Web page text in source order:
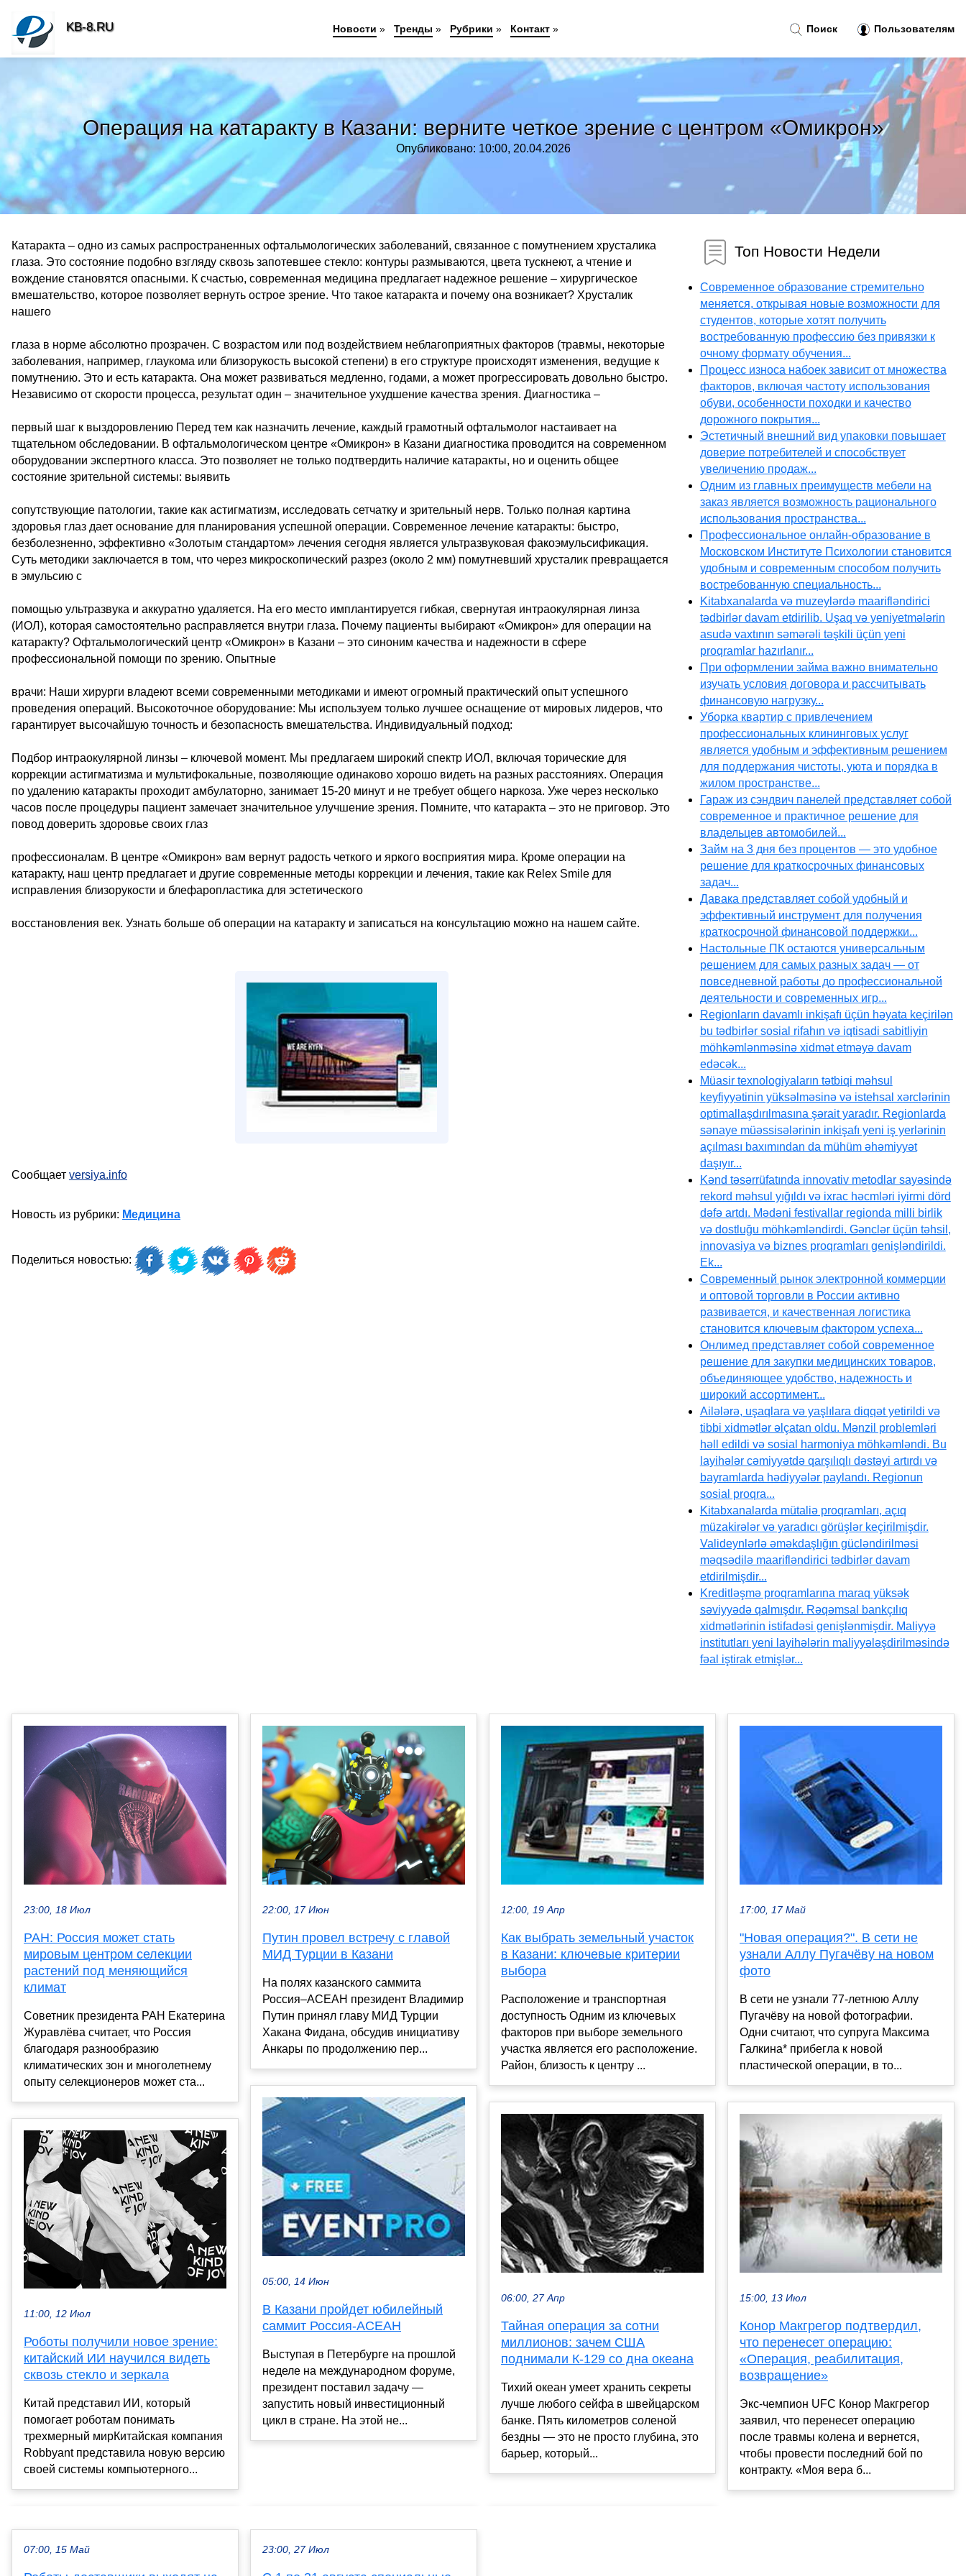
Операция на катаракту в Казани: верните четкое зрение с центром «Омикрон»
Опубликовано: 10:00, 20.04.2026
Катаракта – одно из самых распространенных офтальмологических заболеваний, связанное с помутнением хрусталика
глаза. Это состояние подобно взгляду сквозь запотевшее стекло: контуры размываются, цвета тускнеют, а чтение и
вождение становятся опасными. К счастью, современная медицина предлагает надежное решение – хирургическое
вмешательство, которое позволяет вернуть острое зрение. Что такое катаракта и почему она возникает? Хрусталик
нашего
глаза в норме абсолютно прозрачен. С возрастом или под воздействием неблагоприятных факторов (травмы, некоторые
заболевания, например, глаукома или близорукость высокой степени) в его структуре происходят изменения, ведущие к
помутнению. Это и есть катаракта. Она может развиваться медленно, годами, а может прогрессировать довольно быстро.
Независимо от скорости процесса, результат один – значительное ухудшение качества зрения. Диагностика –
первый шаг к выздоровлению Перед тем как назначить лечение, каждый грамотный офтальмолог настаивает на
тщательном обследовании. В офтальмологическом центре «Омикрон» в Казани диагностика проводится на современном
оборудовании экспертного класса. Это позволяет не только подтвердить наличие катаракты, но и оценить общее
состояние зрительной системы: выявить
сопутствующие патологии, такие как астигматизм, исследовать сетчатку и зрительный нерв. Только полная картина
здоровья глаз дает основание для планирования успешной операции. Современное лечение катаракты: быстро,
безболезненно, эффективно «Золотым стандартом» лечения сегодня является ультразвуковая факоэмульсификация.
Суть методики заключается в том, что через микроскопический разрез (около 2 мм) помутневший хрусталик превращается
в эмульсию с
помощью ультразвука и аккуратно удаляется. На его место имплантируется гибкая, свернутая интраокулярная линза
(ИОЛ), которая самостоятельно расправляется внутри глаза. Почему пациенты выбирают «Омикрон» для операции на
катаракту? Офтальмологический центр «Омикрон» в Казани – это синоним качества и надежности в сфере
профессиональной помощи по зрению. Опытные
врачи: Наши хирурги владеют всеми современными методиками и имеют огромный практический опыт успешного
проведения операций. Высокоточное оборудование: Мы используем только лучшее оснащение от мировых лидеров, что
гарантирует высочайшую точность и безопасность вмешательства. Индивидуальный подход:
Подбор интраокулярной линзы – ключевой момент. Мы предлагаем широкий спектр ИОЛ, включая торические для
коррекции астигматизма и мультифокальные, позволяющие одинаково хорошо видеть на разных расстояниях. Операция
по удалению катаракты проходит амбулаторно, занимает 15-20 минут и не требует общего наркоза. Уже через несколько
часов после процедуры пациент замечает значительное улучшение зрения. Помните, что катаракта – это не приговор. Это
повод доверить здоровье своих глаз
профессионалам. В центре «Омикрон» вам вернут радость четкого и яркого восприятия мира. Кроме операции на
катаракту, наш центр предлагает и другие современные методы коррекции и лечения, такие как Relex Smile для
исправления близорукости и блефаропластика для эстетического
восстановления век. Узнать больше об операции на катаракту и записаться на консультацию можно на нашем сайте.
Сообщает versiya.info
Новость из рубрики: Медицина
Поделиться новостью:
Топ Новости Недели
Современное образование стремительно
меняется, открывая новые возможности для
студентов, которые хотят получить
востребованную профессию без привязки к
очному формату обучения...
Процесс износа набоек зависит от множества
факторов, включая частоту использования
обуви, особенности походки и качество
дорожного покрытия...
Эстетичный внешний вид упаковки повышает
доверие потребителей и способствует
увеличению продаж...
Одним из главных преимуществ мебели на
заказ является возможность рационального
использования пространства...
Профессиональное онлайн-образование в
Московском Институте Психологии становится
удобным и современным способом получить
востребованную специальность...
Kitabxanalarda və muzeylərdə maarifləndirici
tədbirlər davam etdirilib. Uşaq və yeniyetmələrin
asudə vaxtının səmərəli təşkili üçün yeni
proqramlar hazırlanır...
При оформлении займа важно внимательно
изучать условия договора и рассчитывать
финансовую нагрузку...
Уборка квартир с привлечением
профессиональных клининговых услуг
является удобным и эффективным решением
для поддержания чистоты, уюта и порядка в
жилом пространстве...
Гараж из сэндвич панелей представляет собой
современное и практичное решение для
владельцев автомобилей...
Займ на 3 дня без процентов — это удобное
решение для краткосрочных финансовых
задач...
Давака представляет собой удобный и
эффективный инструмент для получения
краткосрочной финансовой поддержки...
Настольные ПК остаются универсальным
решением для самых разных задач — от
повседневной работы до профессиональной
деятельности и современных игр...
Regionların davamlı inkişafı üçün həyata keçirilən
bu tədbirlər sosial rifahın və iqtisadi sabitliyin
möhkəmlənməsinə xidmət etməyə davam
edəcək...
Müasir texnologiyaların tətbiqi məhsul
keyfiyyətinin yüksəlməsinə və istehsal xərclərinin
optimallaşdırılmasına şərait yaradır. Regionlarda
sənaye müəssisələrinin inkişafı yeni iş yerlərinin
açılması baxımından da mühüm əhəmiyyət
daşıyır...
Kənd təsərrüfatında innovativ metodlar sayəsində
rekord məhsul yığıldı və ixrac həcmləri iyirmi dörd
dəfə artdı. Mədəni festivallar regionda milli birlik
və dostluğu möhkəmləndirdi. Gənclər üçün təhsil,
innovasiya və biznes proqramları genişləndirildi.
Ek...
Современный рынок электронной коммерции
и оптовой торговли в России активно
развивается, и качественная логистика
становится ключевым фактором успеха...
Онлимед представляет собой современное
решение для закупки медицинских товаров,
объединяющее удобство, надежность и
широкий ассортимент...
Ailələrə, uşaqlara və yaşlılara diqqət yetirildi və
tibbi xidmətlər əlçatan oldu. Mənzil problemləri
həll edildi və sosial harmoniya möhkəmləndi. Bu
layihələr cəmiyyətdə qarşılıqlı dəstəyi artırdı və
bayramlarda hədiyyələr paylandı. Regionun
sosial proqra...
Kitabxanalarda mütaliə proqramları, açıq
müzakirələr və yaradıcı görüşlər keçirilmişdir.
Valideynlərlə əməkdaşlığın gücləndirilməsi
məqsədilə maarifləndirici tədbirlər davam
etdirilmişdir...
Kreditləşmə proqramlarına maraq yüksək
səviyyədə qalmışdır. Rəqəmsal bankçılıq
xidmətlərinin istifadəsi genişlənmişdir. Maliyyə
institutları yeni layihələrin maliyyələşdirilməsində
fəal iştirak etmişlər...
23:00, 18 Июл
РАН: Россия может стать
мировым центром селекции
растений под меняющийся
климат
Советник президента РАН Екатерина
Журавлёва считает, что Россия
благодаря разнообразию
климатических зон и многолетнему
опыту селекционеров может ста...
11:00, 12 Июл
Роботы получили новое зрение:
китайский ИИ научился видеть
сквозь стекло и зеркала
Китай представил ИИ, который
помогает роботам понимать
трехмерный мирКитайская компания
Robbyant представила новую версию
своей системы компьютерного...
22:00, 17 Июн
Путин провел встречу с главой
МИД Турции в Казани
На полях казанского саммита
Россия–АСЕАН президент Владимир
Путин принял главу МИД Турции
Хакана Фидана, обсудив инициативу
Анкары по продолжению пер...
05:00, 14 Июн
В Казани пройдет юбилейный
саммит Россия-АСЕАН
Выступая в Петербурге на прошлой
неделе на международном форуме,
президент поставил задачу —
запустить новый инвестиционный
цикл в стране. На этой не...
12:00, 19 Апр
Как выбрать земельный участок
в Казани: ключевые критерии
выбора
Расположение и транспортная
доступность Одним из ключевых
факторов при выборе земельного
участка является его расположение.
Район, близость к центру ...
06:00, 27 Апр
Тайная операция за сотни
миллионов: зачем США
поднимали К-129 со дна океана
Тихий океан умеет хранить секреты
лучше любого сейфа в швейцарском
банке. Пять километров соленой
бездны — это не просто глубина, это
барьер, который...
17:00, 17 Май
"Новая операция?". В сети не
узнали Аллу Пугачёву на новом
фото
В сети не узнали 77-летнюю Аллу
Пугачёву на новой фотографии.
Одни считают, что супруга Максима
Галкина* прибегла к новой
пластической операции, в то...
15:00, 13 Июл
Конор Макгрегор подтвердил,
что перенесет операцию:
«Операция, реабилитация,
возвращение»
Экс-чемпион UFC Конор Макгрегор
заявил, что перенесет операцию
после травмы колена и вернется,
чтобы провести последний бой по
контракту. «Моя вера б...
07:00, 15 Май 23:00, 27 Июл
Поиск Пользователям
KB-8.RU Новости » Тренды » Рубрики » Контакт »